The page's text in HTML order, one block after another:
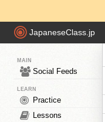
JapaneseClass.jp
MAIN
Social Feeds
LEARN
Practice
Lessons